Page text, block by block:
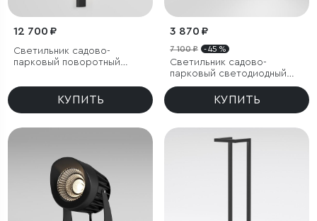
12 700 ₽
Светильник садово-
парковый поворотный
КУПИТЬ
3 870 ₽
7 100 ₽ - 45 %
Светильник садово-
парковый светодиодный
Verano черный
КУПИТЬ